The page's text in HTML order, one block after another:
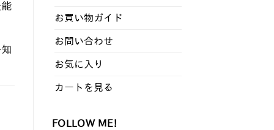
能
バ
お買い物ガイド
お問い合わせ
お気に入り
カートを見る
FOLLOW ME!